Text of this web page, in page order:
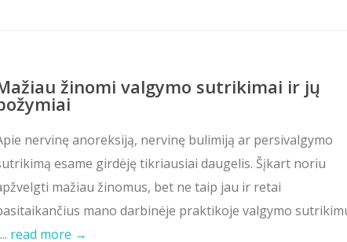
žinomi valgymo sutrikimai ir jų
nervinę anoreksiją, nervinę bulimiją ar persivalgymo
esame girdėję tikriausiai daugelis. Šįkart noriu
mažiau žinomus, bet ne taip jau ir retai
mano darbinėje praktikoje valgymo
read more →